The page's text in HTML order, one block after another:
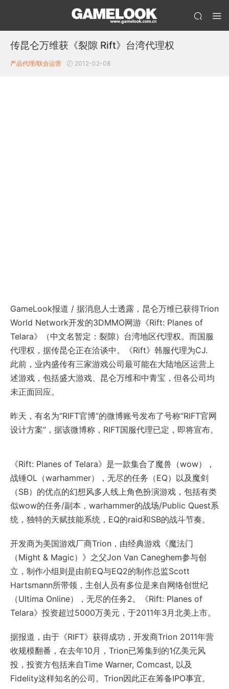
传昆仑万维获《裂隙 Rift》台湾代理权
产品代理/联合运营 2012-02-08
GameLook报道 / 据消息人士透露，昆仑万维已获得Trion
World Network开发的3DMMO网游《Rift: Planes of
Telara》（中文名暂定：裂隙）台湾地区代理权。而国服
代理权，据传昆仑正在洽谈中。《Rift》韩服代理为CJ.
此前，业内盛传有三家游戏公司最可能在大陆地区运营上
述游戏，包括盛大游戏、昆仑万维和中青宝，但各公司均
未正面回应。
昨天，有名为“RIFT官博”的微博账号发布了号称“RIFT官网
设计方案”，据该微博称，RIFT国服代理已定，即将宣布。
《Rift: Planes of Telara》是一款集合了魔兽（wow），
战锤OL（warhammer），无尽的任务（EQ）以及魔剑
（SB）的优点的幻想风多人线上角色扮演游戏，包括有类
似wow的任务/副本，warhammer的战场/Public Quest系
统，独特的天赋技能系统，EQ的raid和SB的战斗节奏。
开发商为美国游戏厂商Trion，由经典游戏《魔法门
（Might & Magic）》之父Jon Van Caneghem参与创
立，制作小组则是由前EQ与EQ2的制作总监Scott
Hartsmann所带领，主创人员有多位是来自网络创世纪
（Ultima Online），无尽的任务2。《Rift: Planes of
Telara》投资超过5000万美元，于2011年3月北美上市。
据报道，由于《RIFT》获得成功，开发商Trion 2011年营
收规模翻番，在去年10月，Trion已筹集到的1亿美元风
投，投资方包括来自Time Warner, Comcast, 以及
Fidelity这样知名的公司。Trion因此正在筹备IPO事宜。